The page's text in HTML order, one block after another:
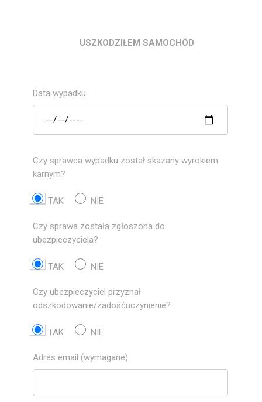
USZKODZIŁEM SAMOCHÓD
Data wypadku
Czy sprawca wypadku został skazany wyrokiem
karnym?
TAK NIE
Czy sprawa została zgłoszona do
ubezpieczyciela?
TAK NIE
Czy ubezpieczyciel przyznał
odszkodowanie/zadośćuczynienie?
TAK NIE
Adres email (wymagane)